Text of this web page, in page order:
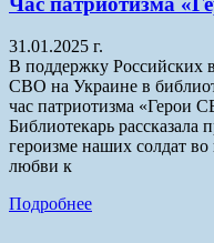
31.01.2025 г.
В поддержку Российских
СВО на Украине в
час патриотизма «Герои
Библиотекарь
героизме наших солдат
любви к
Подробнее